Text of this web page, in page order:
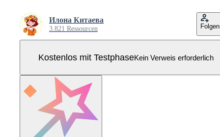
Илона Китаева
3.821 Ressourcen Folgen
Kostenlos mit TestphaseKein Verweis erforderlich